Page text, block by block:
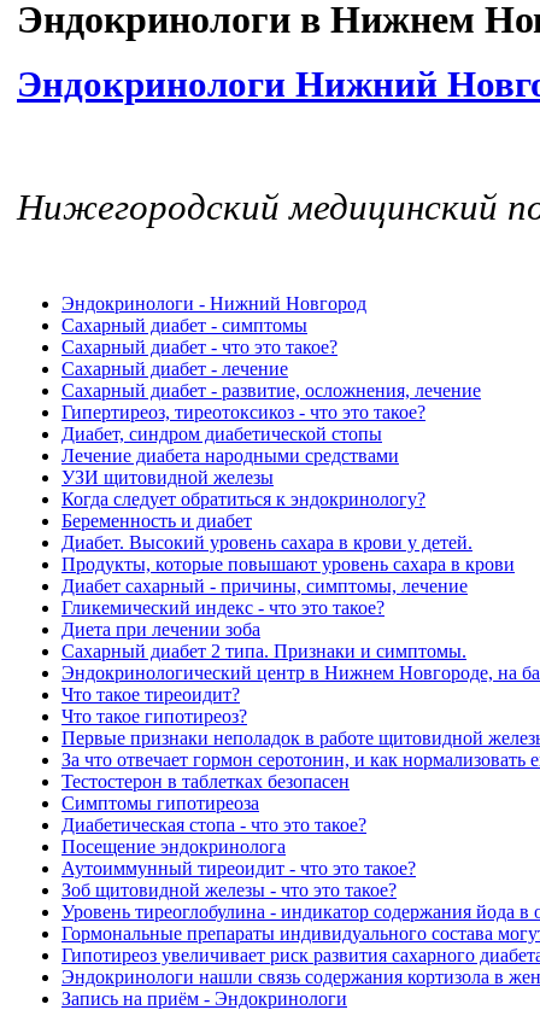
Эндокринологи в Нижнем
Эндокринологи Нижний
Нижегородский
Эндокринологи - Нижний Новгород
Сахарный диабет - симптомы
Сахарный диабет - что это такое?
Сахарный диабет - лечение
Сахарный диабет - развитие, осложнения, лечение
Гипертиреоз, тиреотоксикоз - что это такое?
Диабет, синдром диабетической стопы
Лечение диабета народными средствами
УЗИ щитовидной железы
Когда следует обратиться к эндокринологу?
Беременность и диабет
Диабет. Высокий уровень сахара в крови у детей.
Продукты, которые повышают уровень сахара в крови
Диабет сахарный - причины, симптомы, лечение
Гликемический индекс - что это такое?
Диета при лечении зоба
Сахарный диабет 2 типа. Признаки и симптомы.
Эндокринологический центр в Нижнем Новгороде, на
Что такое тиреоидит?
Что такое гипотиреоз?
Первые признаки неполадок в работе щитовидной
За что отвечает гормон серотонин, и как нормализовать
Тестостерон в таблетках безопасен
Симптомы гипотиреоза
Диабетическая стопа - что это такое?
Посещение эндокринолога
Аутоиммунный тиреоидит - что это такое?
Зоб щитовидной железы - что это такое?
Уровень тиреоглобулина - индикатор содержания йода в
Гормональные препараты индивидуального состава
Гипотиреоз увеличивает риск развития сахарного
Эндокринологи нашли связь содержания кортизола в
Запись на приём - Эндокринологи